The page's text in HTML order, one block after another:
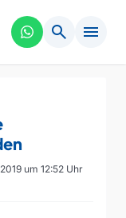
search menu
um 12:52 Uhr